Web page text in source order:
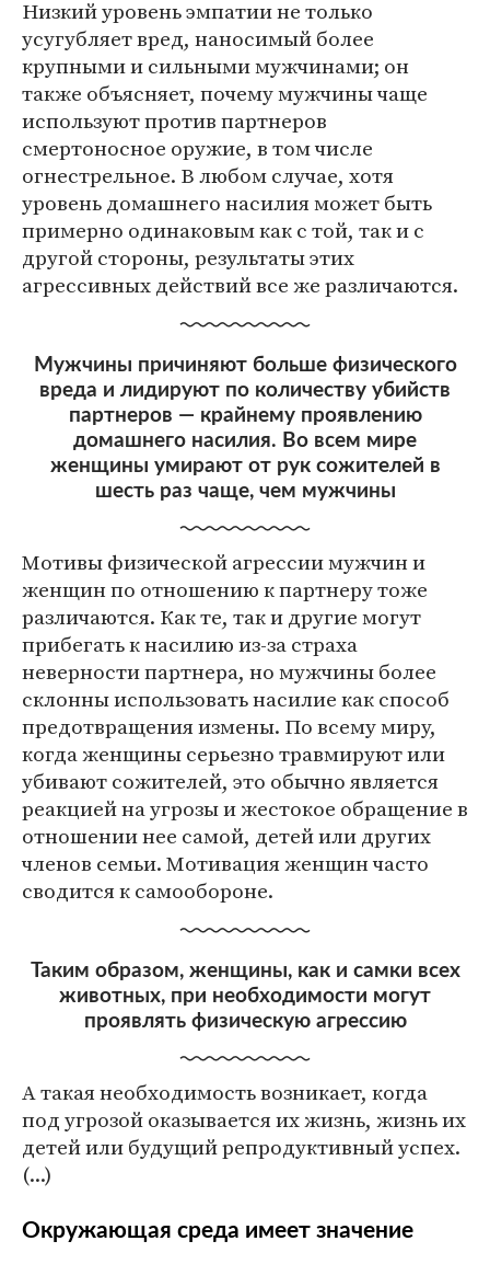
Низкий уровень эмпатии не только
усугубляет вред, наносимый более
крупными и сильными мужчинами; он
также объясняет, почему мужчины чаще
используют против партнеров
смертоносное оружие, в том числе
огнестрельное. В любом случае, хотя
уровень домашнего насилия может быть
примерно одинаковым как с той, так и с
другой стороны, результаты этих
агрессивных действий все же различаются.
Мужчины причиняют больше физического
вреда и лидируют по количеству убийств
партнеров — крайнему проявлению
домашнего насилия. Во всем мире
женщины умирают от рук сожителей в
шесть раз чаще, чем мужчины
Мотивы физической агрессии мужчин и
женщин по отношению к партнеру тоже
различаются. Как те, так и другие могут
прибегать к насилию из-за страха
неверности партнера, но мужчины более
склонны использовать насилие как способ
предотвращения измены. По всему миру,
когда женщины серьезно травмируют или
убивают сожителей, это обычно является
реакцией на угрозы и жестокое обращение в
отношении нее самой, детей или других
членов семьи. Мотивация женщин часто
сводится к самообороне.
Таким образом, женщины, как и самки всех
животных, при необходимости могут
проявлять физическую агрессию
А такая необходимость возникает, когда
под угрозой оказывается их жизнь, жизнь их
детей или будущий репродуктивный успех.
(...)
Окружающая среда имеет значение